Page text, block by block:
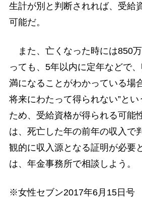
生計が別と判断されれば、受給
可能だ。
また、亡くなった時には850
っても、5年以内に定年などで
満になることがわかっている場
将来にわたって得られない”と
ため、受給資格が得られる可能
は、死亡した年の前年の収入で
観的に収入源となる証明が必要
は、年金事務所で相談しよう。
※女性セブン2017年6月15日号